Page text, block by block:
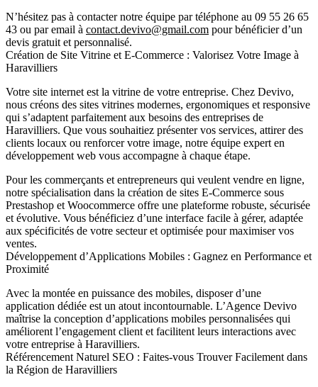
N’hésitez pas à contacter notre équipe par téléphone au 09 55 26 65
43 ou par email à contact.devivo@gmail.com pour bénéficier d’un
devis gratuit et personnalisé.
Création de Site Vitrine et E-Commerce : Valorisez Votre Image à
Haravilliers
Votre site internet est la vitrine de votre entreprise. Chez Devivo,
nous créons des sites vitrines modernes, ergonomiques et responsive
qui s’adaptent parfaitement aux besoins des entreprises de
Haravilliers. Que vous souhaitiez présenter vos services, attirer des
clients locaux ou renforcer votre image, notre équipe expert en
développement web vous accompagne à chaque étape.
Pour les commerçants et entrepreneurs qui veulent vendre en ligne,
notre spécialisation dans la création de sites E-Commerce sous
Prestashop et Woocommerce offre une plateforme robuste, sécurisée
et évolutive. Vous bénéficiez d’une interface facile à gérer, adaptée
aux spécificités de votre secteur et optimisée pour maximiser vos
ventes.
Développement d’Applications Mobiles : Gagnez en Performance et
Proximité
Avec la montée en puissance des mobiles, disposer d’une
application dédiée est un atout incontournable. L’Agence Devivo
maîtrise la conception d’applications mobiles personnalisées qui
améliorent l’engagement client et facilitent leurs interactions avec
votre entreprise à Haravilliers.
Référencement Naturel SEO : Faites-vous Trouver Facilement dans
la Région de Haravilliers